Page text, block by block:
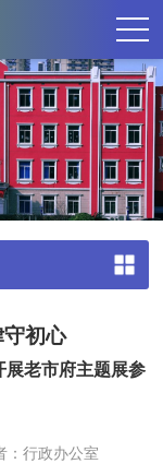
初心
老市府主题展参
：行政办公室